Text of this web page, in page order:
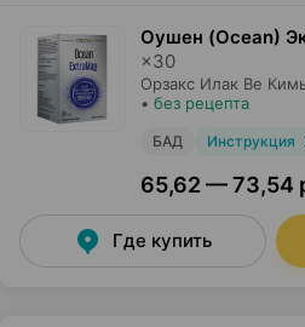
Оушен (Ocean)
×30
Орзакс Илак Ве
• без рецепта
БАД Инструкция
65,62 — 73,54
Где купить